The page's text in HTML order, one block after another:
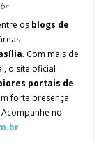
os blogs de
. Com mais de
o site oficial
portais de
forte presença
no